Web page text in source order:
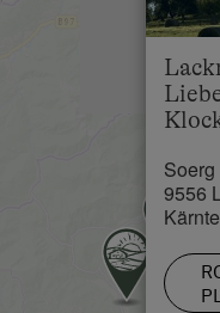
Toilette
Haupthaus
Stockbett
freuen uns schon
Soerg
9556